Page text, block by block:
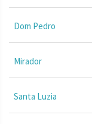
Dom Pedro
Mirador
Santa Luzia